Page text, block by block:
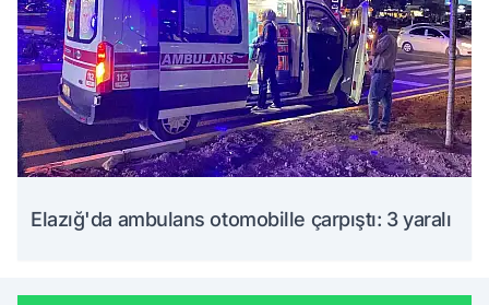
Elazığ'da ambulans otomobille çarpıştı: 3 yaralı